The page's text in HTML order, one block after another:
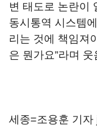
변 태도로 논란이
동시통역 시스템
리는 것에 책임져
은 뭔가요”라며
세종=조용훈 기자